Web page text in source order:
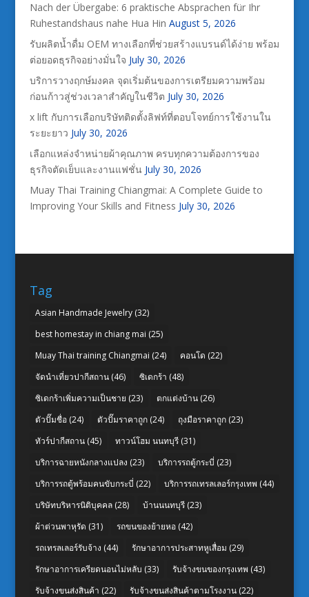
Nach der Übergabe: 6 praktische Absprachen für Ihr
Ruhestandshaus nahe Hua Hin August 5, 2026
รับผลิตน้ำดื่ม OEM ทางเลือกที่ช่วยสร้างแบรนด์ได้ง่าย พร้อม
ต่อยอดธุรกิจอย่างมั่นใจ July 30, 2026
บริการวางฤกษ์มงคล จุดเริ่มต้นของการเตรียมความพร้อม
ก่อนก้าวสู่ช่วงเวลาสำคัญในชีวิต July 30, 2026
x lift กับการเลือกบริษัทติดตั้งลิฟท์ที่ตอบโจทย์การใช้งานใน
ระยะยาว July 30, 2026
เลือกแหล่งจำหน่ายผ้าคุณภาพ ครบทุกความต้องการของ
ธุรกิจตัดเย็บและงานแฟชั่น July 30, 2026
Muay Thai Training Chiangmai: A Complete Guide to
Improving Your Skills and Fitness July 30, 2026
Tag
Asian Handmade Jewelry(32)
best homestay in chiang mai (25)
Muay Thai training Chiangmai (24) คอนโด (22)
จัดนำเที่ยวปากีสถาน(46) ซิเดกร้า (48)
ซิเดกร้าเพิ่มความเป็นชาย (23) ตกแต่งบ้าน(26)
ตัวปั๊มชื่อ(24) ตัวปั๊มราคาถูก(24) ถุงมือราคาถูก(23)
ทัวร์ปากีสถาน(45) ทาวน์โฮม นนทบุรี(31)
บริการฉายหนังกลางแปลง (23) บริการรถตู้กระบี่ (23)
บริการรถตู้พร้อมคนขับกระบี่ (22) บริการรถเทรลเลอร์กรุงเทพ (44)
บริษัทบริหารนิติบุคคล(28) บ้านนนทบุรี(23)
ผ้าต่วนพาหุรัด (31) รถขนของย้ายหอ(42)
รถเทรลเลอร์รับจ้าง (44) รักษาอาการประสาทหูเสื่อม (29)
รักษาอาการเครียดนอนไม่หลับ (33) รับจ้างขนของกรุงเทพ (43)
รับจ้างขนส่งสินค้า (22) รับจ้างขนส่งสินค้าตามโรงงาน(22)